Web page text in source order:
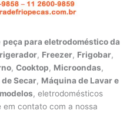
peça para eletrodoméstico da
, Freezer, Frigobar,
,Cooktop, Microondas,
Secar, Máquina de Lavar e
modelos, eletrodomésticos
em contato com a nossa